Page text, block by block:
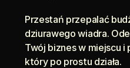
Przestań przepalać
dziurawego wiadra.
Twój biznes w miejscu i
który po prostu działa.